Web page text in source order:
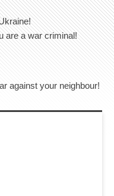
are a war criminal!
against your neighbour!